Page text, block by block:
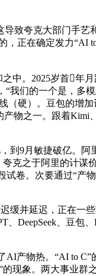
致夸克大部门手艺
，正在确定发力“AI
。2025岁首年月
我们的一个是，多
（硬）。豆包的增
产物之一。跟着Kimi
9月敏捷破亿。阿
克之于阿里的计谋
试卷。次要通过“产
并延迟，正在一
DeepSeek、豆包
物热。“AI to C”
现象。两大事业群